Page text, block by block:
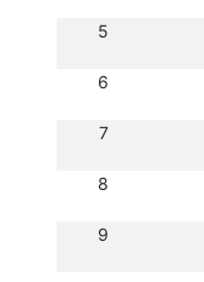
5
6
7
8
9